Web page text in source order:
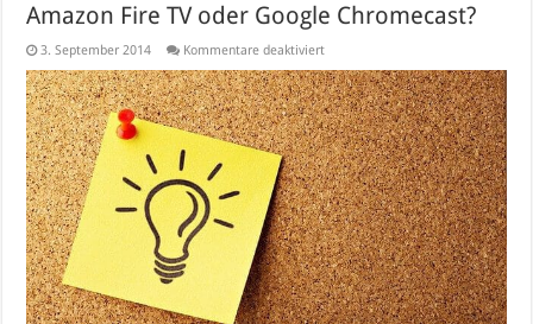
Amazon Fire TV oder Google Chromecast?
3. September 2014 Kommentare deaktiviertfür
Fire
TV
oder
Google
Chromecast?